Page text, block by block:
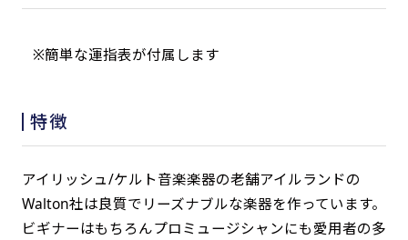
※簡単な運指表が付属します
特徴
アイリッシュ/ケルト音楽楽器の老舗アイルランドの
Walton社は良質でリーズナブルな楽器を作っています。
ビギナーはもちろんプロミュージシャンにも愛用者の多